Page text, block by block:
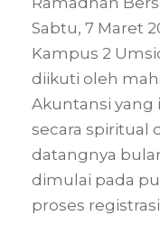
Sabtu, 7 Maret
Kampus 2
diikuti oleh
Akuntansi
secara spiritual
datangnya
dimulai pada
proses